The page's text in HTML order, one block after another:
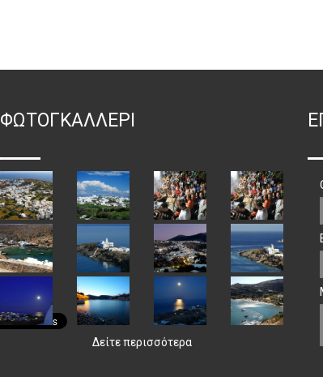
ΦΏΤΟΓΚΑΛΛΕΡΙ
Δείτε περισσότερα